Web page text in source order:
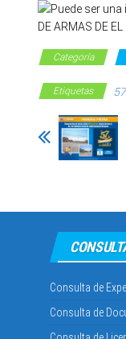
Categoría
Etiquetas
Consulta de
Consulta de